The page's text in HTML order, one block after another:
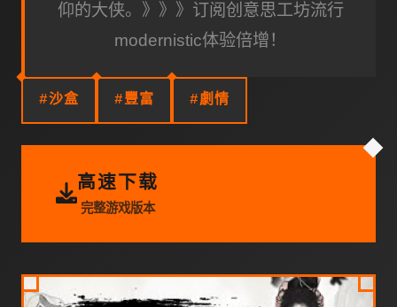
仰的大侠。》》》订阅创意思工坊流行
modernistic体验倍增！
#沙盒 #豐富 #劇情
高速下载
完整游戏版本